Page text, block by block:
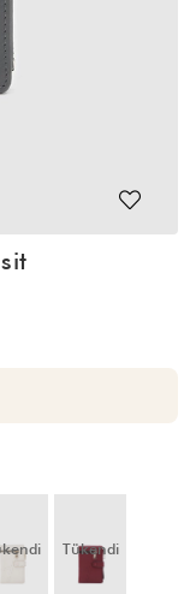
Tükendi